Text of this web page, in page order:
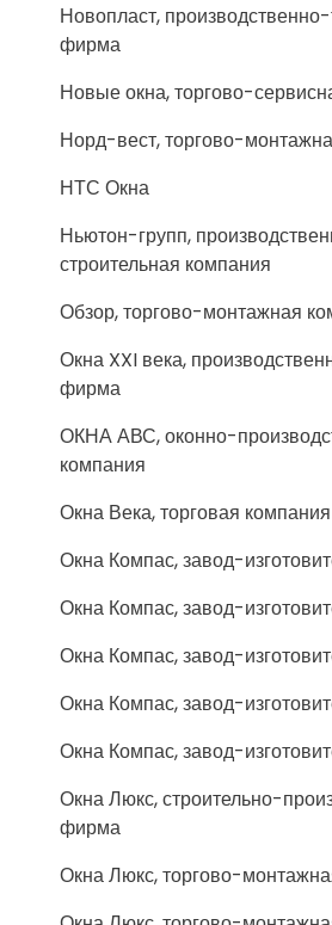
Новопласт,
фирма
Новые окна, торгово-
Норд-вест, торгово-
НТС Окна
Ньютон-групп,
строительная компания
Обзор, торгово-монтажная
Окна XXI века,
фирма
ОКНА АВС, оконно-
компания
Окна Века, торговая компания
Окна Компас, завод-
Окна Компас, завод-
Окна Компас, завод-
Окна Компас, завод-
Окна Компас, завод-
Окна Люкс, строительно-
фирма
Окна Люкс, торгово-